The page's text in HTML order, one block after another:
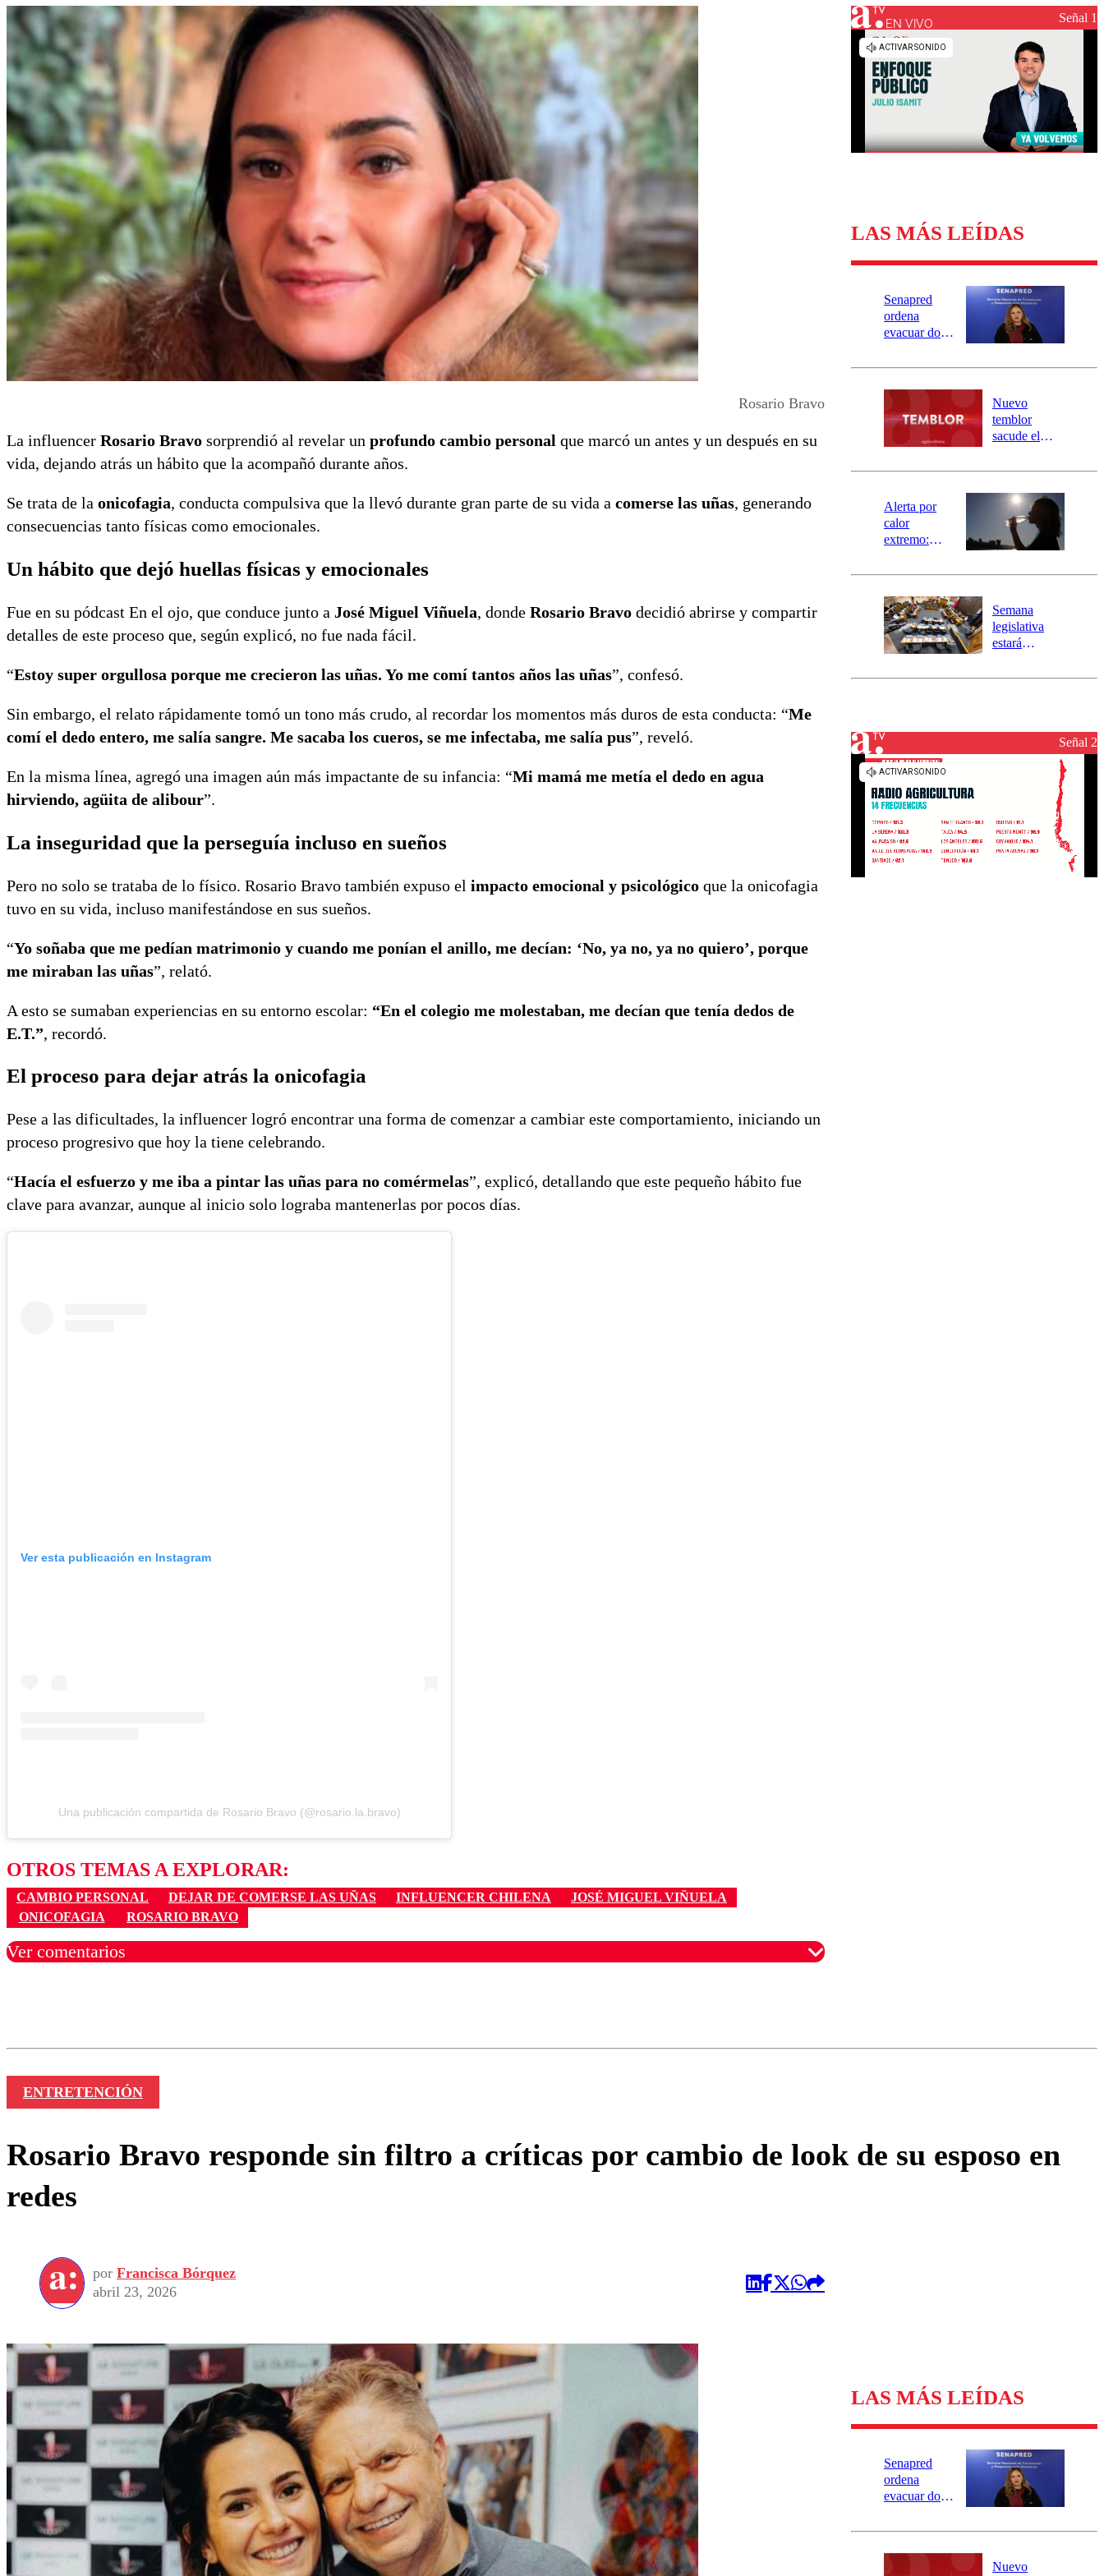
Universidad de Chile
Sustentabilidad
Rosario Bravo
La influencer Rosario Bravo sorprendió al revelar un profundo cambio personal que marcó un antes y un después en su
vida, dejando atrás un hábito que la acompañó durante años.
Se trata de la onicofagia, conducta compulsiva que la llevó durante gran parte de su vida a comerse las uñas, generando
consecuencias tanto físicas como emocionales.
Un hábito que dejó huellas físicas y emocionales
Fue en su pódcast En el ojo, que conduce junto a José Miguel Viñuela, donde Rosario Bravo decidió abrirse y compartir
detalles de este proceso que, según explicó, no fue nada fácil.
“Estoy super orgullosa porque me crecieron las uñas. Yo me comí tantos años las uñas”, confesó.
Sin embargo, el relato rápidamente tomó un tono más crudo, al recordar los momentos más duros de esta conducta: “Me
comí el dedo entero, me salía sangre. Me sacaba los cueros, se me infectaba, me salía pus”, reveló.
En la misma línea, agregó una imagen aún más impactante de su infancia: “Mi mamá me metía el dedo en agua
hirviendo, agüita de alibour”.
La inseguridad que la perseguía incluso en sueños
Pero no solo se trataba de lo físico. Rosario Bravo también expuso el impacto emocional y psicológico que la onicofagia
tuvo en su vida, incluso manifestándose en sus sueños.
“Yo soñaba que me pedían matrimonio y cuando me ponían el anillo, me decían: ‘No, ya no, ya no quiero’, porque
me miraban las uñas”, relató.
A esto se sumaban experiencias en su entorno escolar: “En el colegio me molestaban, me decían que tenía dedos de
E.T.”, recordó.
El proceso para dejar atrás la onicofagia
Pese a las dificultades, la influencer logró encontrar una forma de comenzar a cambiar este comportamiento, iniciando un
proceso progresivo que hoy la tiene celebrando.
“Hacía el esfuerzo y me iba a pintar las uñas para no comérmelas”, explicó, detallando que este pequeño hábito fue
clave para avanzar, aunque al inicio solo lograba mantenerlas por pocos días.
Ver esta publicación en Instagram
Una publicación compartida de Rosario Bravo (@rosario.la.bravo)
OTROS TEMAS A EXPLORAR:
CAMBIO PERSONAL DEJAR DE COMERSE LAS UÑAS INFLUENCER CHILENA
JOSÉ MIGUEL VIÑUELA
ONICOFAGIA
ROSARIO BRAVO
Ver comentarios
EN VIVO Señal 1
LAS MÁS LEÍDAS
Senapred
ordena
evacuar dos
Carahue por
río Damas:
activa
mensajería
SAE
Nuevo
temblor
sacude el
revisa la
epicentro
Alerta por
calor
extremo:
activa Alerta
Preventiva en
tres comunas
Semana
legislativa
estará
el fin de la
reconstrucciónSeñal 2
ENTRETENCIÓN
Rosario Bravo responde sin filtro a críticas por cambio de look de su esposo en
redes
por Francisca Bórquez
abril 23, 2026
LAS MÁS LEÍDAS
Senapred
ordena
evacuar dos
Carahue por
río Damas:
Nuevo